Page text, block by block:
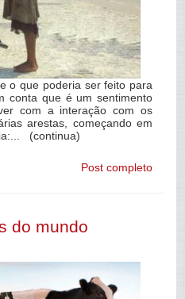
o que poderia ser feito para
conta que é um sentimento
com a interação com os
arestas, começando em
(continua)
Post completo
do mundo